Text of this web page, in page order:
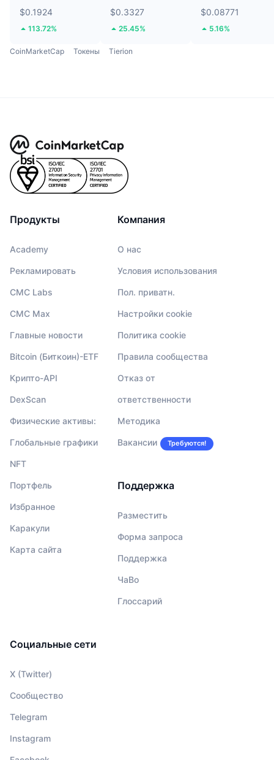
$0.1924
113.72%
$0.3327
25.45%
$0.08771
5.16%
CoinMarketCap Токены Tierion
Продукты
Academy
Рекламировать
CMC Labs
CMC Max
Главные новости
Bitcoin (Биткоин)-ETF
Крипто-API
DexScan
Физические активы:
Глобальные графики
NFT
Портфель
Избранное
Каракули
Карта сайта
Компания
О нас
Условия использования
Пол. приватн.
Настройки cookie
Политика cookie
Правила сообщества
Отказ от
ответственности
Методика
Вакансии Требуются!
Поддержка
Разместить
Форма запроса
Поддержка
ЧаВо
Глоссарий
Социальные сети
X (Twitter)
Сообщество
Telegram
Instagram